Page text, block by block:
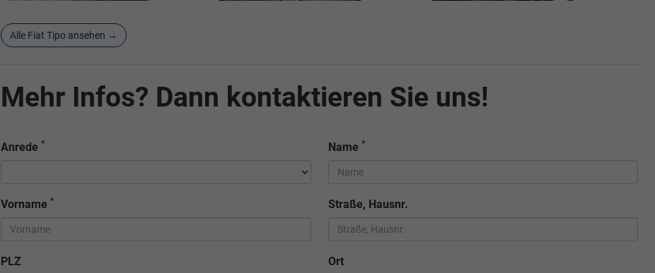
Alle Fiat Tipo ansehen →
Mehr Infos? Dann kontaktieren Sie uns!
Anrede * Name *
Vorname * Straße, Hausnr.
PLZ Ort